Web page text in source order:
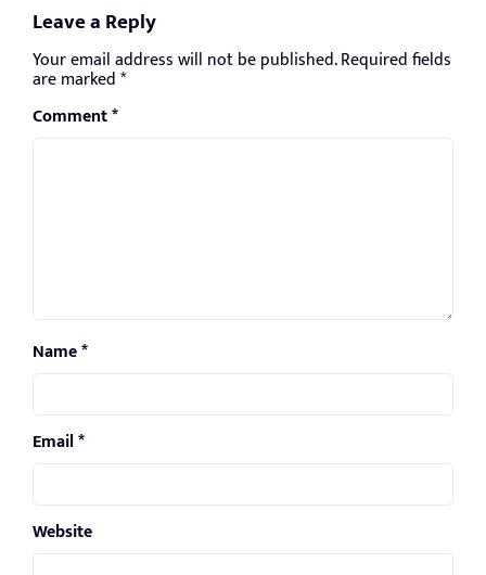
Leave a Reply
Your email address will not be published.Required fields
are marked*
Comment*
Name*
Email*
Website